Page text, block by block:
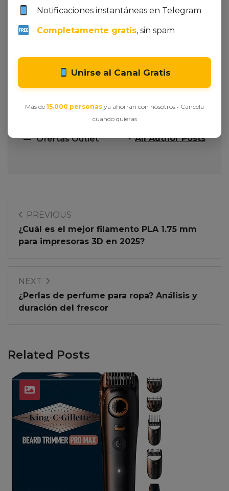
AMAZON
Ofertas Outlet All Author Posts
PREVIOUS
¿Cuál es el mejor filamento PLA 1.75 mm
para impresoras 3D en 2025?
NEXT
¿Perlas de perfume para ropa? Análisis y
duración del frescor
Related Posts
Notificaciones instantáneas en Telegram
Completamente gratis, sin spam
Unirse al Canal Gratis
Más de 15.000 personas ya ahorran con nosotros • Cancela
cuando quieras